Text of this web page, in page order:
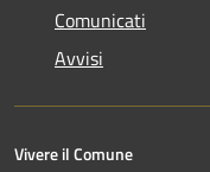
Comunicati
Avvisi
Vivere il Comune